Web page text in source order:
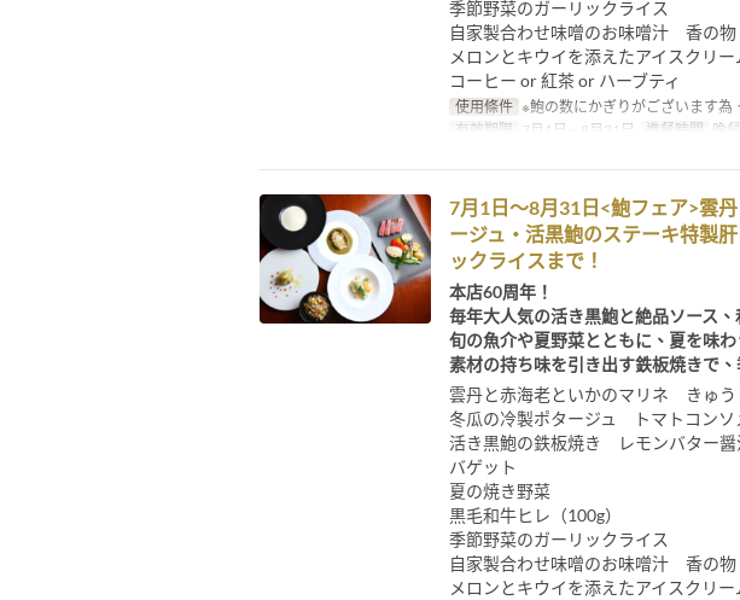
季節野菜のガーリックライス
自家製合わせ味噌のお味噌汁 香の物
メロンとキウイを添えたアイスクリ
コーヒー or 紅茶 or ハーブティ
使用條件 ※鮑の数にかぎりがございます為
有效期限 7月1日 ~ 8月31日 進餐時間 晚餐
7月1日～8月31日<鮑フェア>雲
ージュ・活黒鮑のステーキ特製
ックライスまで！
本店60周年！
毎年大人気の活き黒鮑と絶品ソース
旬の魚介や夏野菜とともに、夏を味わ
素材の持ち味を引き出す鉄板焼きで
雲丹と赤海老といかのマリネ きゅう
冬瓜の冷製ポタージュ トマトコンソ
活き黒鮑の鉄板焼き レモンバター醤
バゲット
夏の焼き野菜
黒毛和牛ヒレ（100g）
季節野菜のガーリックライス
自家製合わせ味噌のお味噌汁 香の物
メロンとキウイを添えたアイスクリ